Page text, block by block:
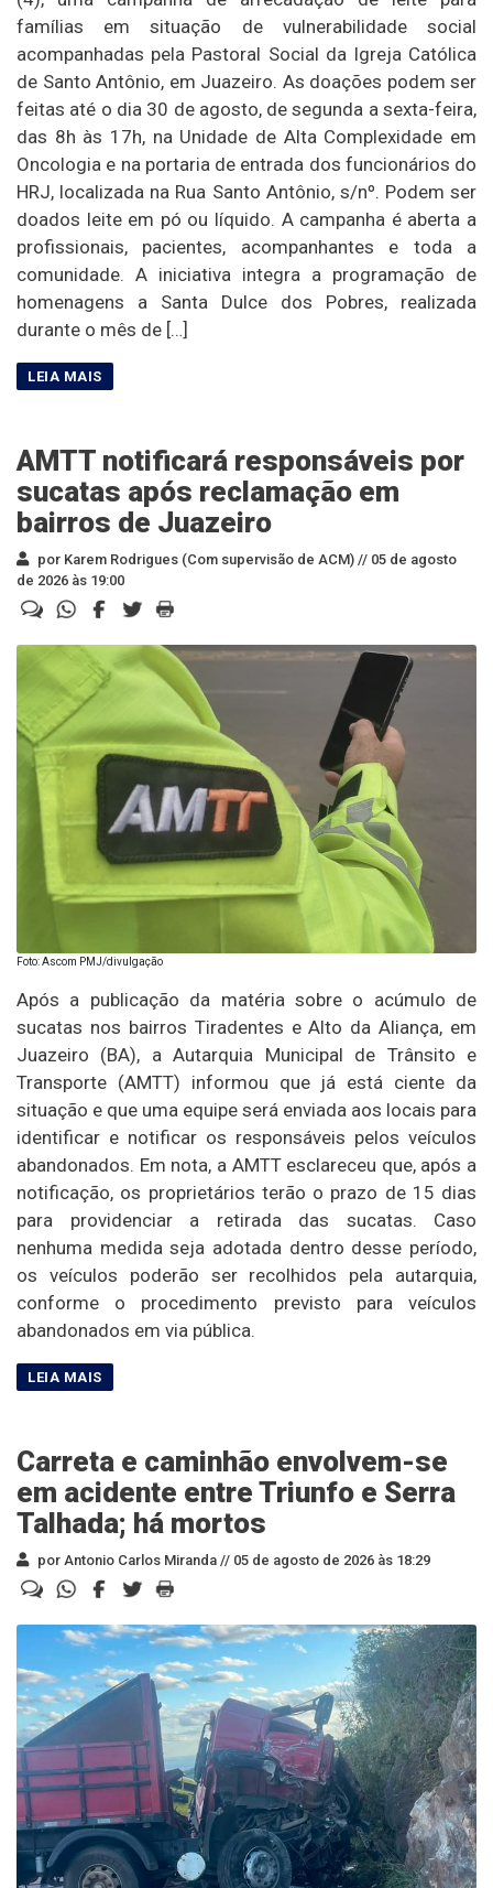
famílias em situação de vulnerabilidade social
acompanhadas pela Pastoral Social da Igreja Católica
de Santo Antônio, em Juazeiro. As doações podem ser
feitas até o dia 30 de agosto, de segunda a sexta-feira,
das 8h às 17h, na Unidade de Alta Complexidade em
Oncologia e na portaria de entrada dos funcionários do
HRJ, localizada na Rua Santo Antônio, s/nº. Podem ser
doados leite em pó ou líquido. A campanha é aberta a
profissionais, pacientes, acompanhantes e toda a
comunidade. A iniciativa integra a programação de
homenagens a Santa Dulce dos Pobres, realizada
durante o mês de […]
AMTT notificará responsáveis por
sucatas após reclamação em
bairros de Juazeiro
por Karem Rodrigues (Com supervisão de ACM) // 05 de agosto
de 2026 às 19:00
Foto: Ascom PMJ/divulgação
Após a publicação da matéria sobre o acúmulo de
sucatas nos bairros Tiradentes e Alto da Aliança, em
Juazeiro (BA), a Autarquia Municipal de Trânsito e
Transporte (AMTT) informou que já está ciente da
situação e que uma equipe será enviada aos locais para
identificar e notificar os responsáveis pelos veículos
abandonados. Em nota, a AMTT esclareceu que, após a
notificação, os proprietários terão o prazo de 15 dias
para providenciar a retirada das sucatas. Caso
nenhuma medida seja adotada dentro desse período,
os veículos poderão ser recolhidos pela autarquia,
conforme o procedimento previsto para veículos
abandonados em via pública.
Carreta e caminhão envolvem-se
em acidente entre Triunfo e Serra
Talhada; há mortos
por Antonio Carlos Miranda // 05 de agosto de 2026 às 18:29